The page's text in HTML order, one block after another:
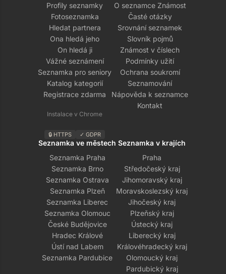
Profily seznamky
Fotoseznamka
Hledat partnera
Ona hledá jeho
On hledá ji
Vážné seznámení
Seznamka pro seniory
Katalog kategorií
Registrace zdarma
Instalace v Chrome
🔒 HTTPS ✓ GDPR
O seznamce Známost
Časté otázky
Srovnání seznamek
Slovník pojmů
Známost v číslech
Podmínky užití
Ochrana soukromí
Seznamování
Nápověda k seznamce
Kontakt
Seznamka ve městech
Seznamka Praha
Seznamka Brno
Seznamka Ostrava
Seznamka Plzeň
Seznamka Liberec
Seznamka Olomouc
České Budějovice
Hradec Králové
Ústí nad Labem
Seznamka Pardubice
Seznamka v krajích
Praha
Středočeský kraj
Jihomoravský kraj
Moravskoslezský kraj
Jihočeský kraj
Plzeňský kraj
Ústecký kraj
Liberecký kraj
Královéhradecký kraj
Olomoucký kraj
Pardubický kraj